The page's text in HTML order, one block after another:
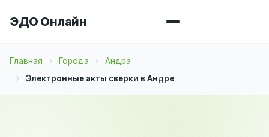
ЭДО Онлайн
Главная Города
Андра
Электронные акты сверки в Андре